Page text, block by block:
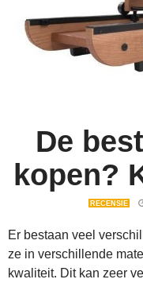
De
kopen?
RECENSIE
Er bestaan veel
ze in verschillende
kwaliteit. Dit kan zeer